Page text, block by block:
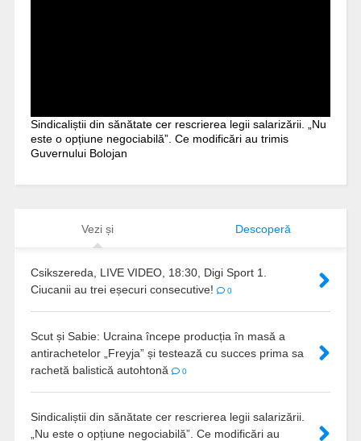
Sindicaliștii din sănătate cer rescrierea legii salarizării. „Nu
este o opțiune negociabilă”. Ce modificări au trimis
Guvernului Bolojan
Vezi și Descoperă
Csikszereda, LIVE VIDEO, 18:30, Digi Sport 1.
Ciucanii au trei eșecuri consecutive!
0
Scut și Sabie: Ucraina începe producția în masă a
antirachetelor „Freyja” și testează cu succes prima sa
rachetă balistică autohtonă
0
Sindicaliștii din sănătate cer rescrierea legii salarizării.
„Nu este o opțiune negociabilă”. Ce modificări au